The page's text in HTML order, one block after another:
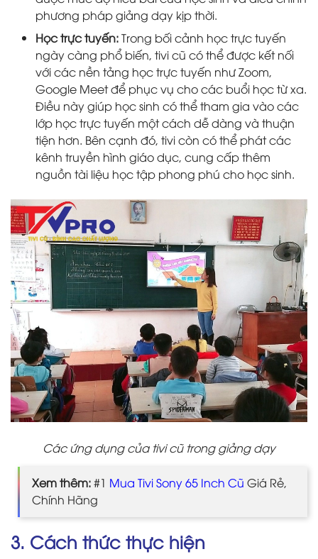
phương pháp giảng dạy kịp thời.
Học trực tuyến:Trong bối cảnh học trực tuyến
ngày càng phổ biến, tivi cũ có thể được kết nối
với các nền tảng học trực tuyến như Zoom,
Google Meet để phục vụ cho các buổi học từ xa.
Điều này giúp học sinh có thể tham gia vào các
lớp học trực tuyến một cách dễ dàng và thuận
tiện hơn. Bên cạnh đó, tivi còn có thể phát các
kênh truyền hình giáo dục, cung cấp thêm
nguồn tài liệu học tập phong phú cho học sinh.
Các ứng dụng của tivi cũ trong giảng dạy
Xem thêm:#1 Mua Tivi Sony 65 Inch Cũ Giá Rẻ,
Chính Hãng
3. Cách thức thực hiện